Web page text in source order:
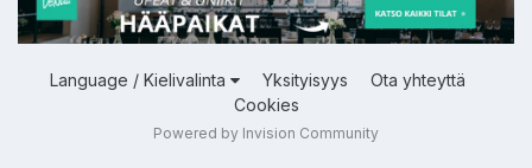
Language / Kielivalinta Yksityisyys
Ota yhteyttä
Cookies
Powered by Invision Community